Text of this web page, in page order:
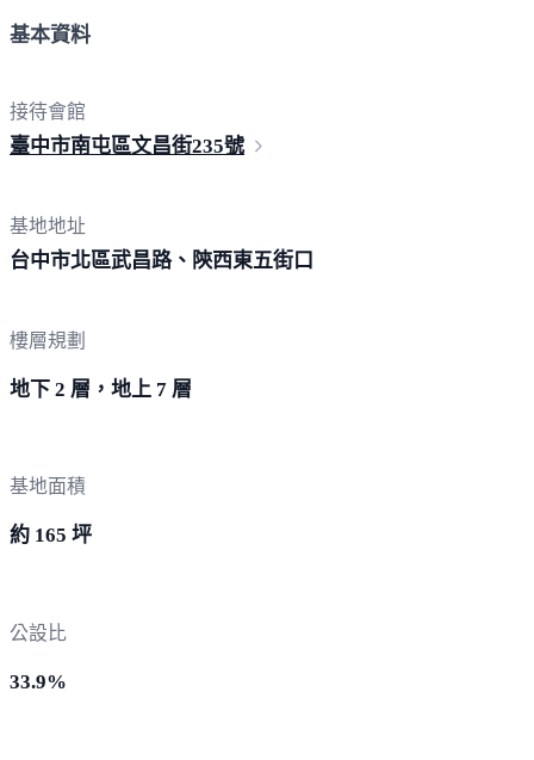
基本資料
接待會館
臺中市南屯區文昌街235號
基地地址
台中市北區武昌路、陝西東五街口
樓層規劃
地下 2 層，地上 7 層
基地面積
約 165 坪
公設比
33.9%